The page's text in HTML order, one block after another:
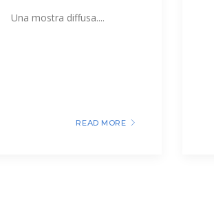
Una mostra diffusa....
READ MORE